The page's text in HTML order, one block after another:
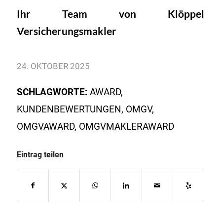
Ihr Team von Klöppel
Versicherungsmakler
24. OKTOBER 2025
SCHLAGWORTE: AWARD,
KUNDENBEWERTUNGEN, OMGV,
OMGVAWARD, OMGVMAKLERAWARD
Eintrag teilen